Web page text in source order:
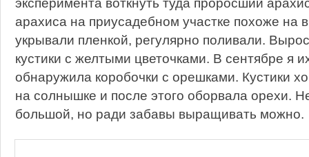
эксперимента воткнуть туда проросший
арахиса на приусадебном участке похоже на
укрывали пленкой, регулярно поливали.
кустики с желтыми цветочками. В сентябре я
обнаружила коробочки с орешками. Кустики
на солнышке и после этого оборвала орехи.
большой, но ради забавы выращивать можно.